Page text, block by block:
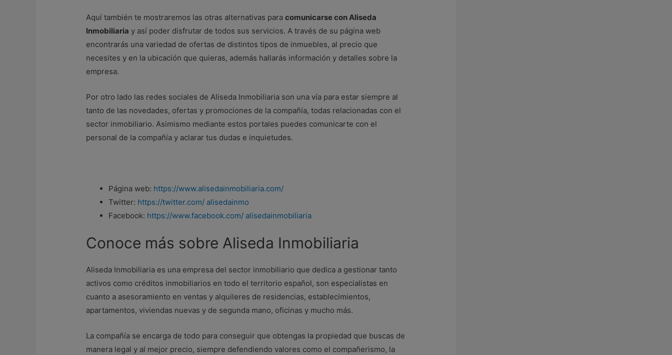
Aquí también te mostraremos las otras alternativas paracomunicarse con Aliseda
Inmobiliaria y así poder disfrutar de todos sus servicios. A través de su página web
encontrarás una variedad de ofertas de distintos tipos de inmuebles, al precio que
necesites y en la ubicación que quieras, además hallarás información y detalles sobre la
empresa.
Por otro lado las redes sociales de Aliseda Inmobiliaria son una vía para estar siempre al
tanto de las novedades, ofertas y promociones de la compañía, todas relacionadas con el
sector inmobiliario. Asimismo mediante estos portales puedes comunicarte con el
personal de la compañía y aclarar tus dudas e inquietudes.
Página web: https://www.alisedainmobiliaria.com/
Twitter: https://twitter.com/ alisedainmo
Facebook: https://www.facebook.com/ alisedainmobiliaria
Conoce más sobre Aliseda Inmobiliaria
Aliseda Inmobiliaria es una empresa del sector inmobiliario que dedica a gestionar tanto
activos como créditos inmobiliarios en todo el territorio español, son especialistas en
cuanto a asesoramiento en ventas y alquileres de residencias, establecimientos,
apartamentos, viviendas nuevas y de segunda mano, oficinas y mucho más.
La compañía se encarga de todo para conseguir que obtengas la propiedad que buscas de
manera legal y al mejor precio, siempre defendiendo valores como el compañerismo, la